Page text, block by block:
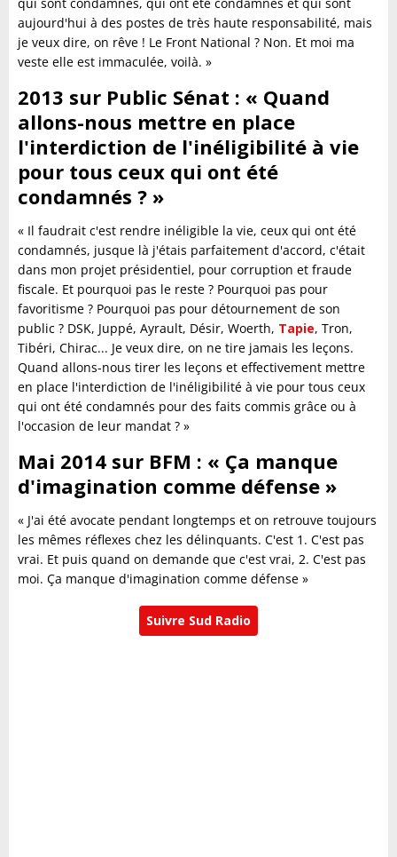
qui sont condamnés, qui ont été condamnés et qui sont
aujourd'hui à des postes de très haute responsabilité, mais
je veux dire, on rêve ! Le Front National ? Non. Et moi ma
veste elle est immaculée, voilà. »
2013 sur Public Sénat : « Quand
allons-nous mettre en place
l'interdiction de l'inéligibilité à vie
pour tous ceux qui ont été
condamnés ? »
« Il faudrait c'est rendre inéligible la vie, ceux qui ont été
condamnés, jusque là j'étais parfaitement d'accord, c'était
dans mon projet présidentiel, pour corruption et fraude
fiscale. Et pourquoi pas le reste ? Pourquoi pas pour
favoritisme ? Pourquoi pas pour détournement de son
public ? DSK, Juppé, Ayrault, Désir, Woerth, Tapie, Tron,
Tibéri, Chirac... Je veux dire, on ne tire jamais les leçons.
Quand allons-nous tirer les leçons et effectivement mettre
en place l'interdiction de l'inéligibilité à vie pour tous ceux
qui ont été condamnés pour des faits commis grâce ou à
l'occasion de leur mandat ? »
Mai 2014 sur BFM : « Ça manque
d'imagination comme défense »
« J'ai été avocate pendant longtemps et on retrouve toujours
les mêmes réflexes chez les délinquants. C'est 1. C'est pas
vrai. Et puis quand on demande que c'est vrai, 2. C'est pas
moi. Ça manque d'imagination comme défense »
Suivre Sud Radio